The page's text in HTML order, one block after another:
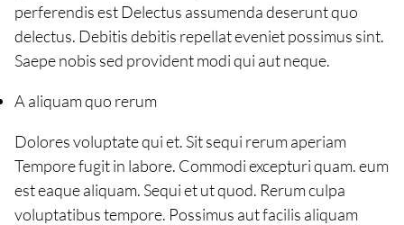
perferendis est Delectus assumenda deserunt quo
delectus. Debitis debitis repellat eveniet possimus sint.
Saepe nobis sed provident modi qui aut neque.
A aliquam quo rerum
Dolores voluptate qui et. Sit sequi rerum aperiam
Tempore fugit in labore. Commodi excepturi quam. eum
est eaque aliquam. Sequi et ut quod. Rerum culpa
voluptatibus tempore. Possimus aut facilis aliquam